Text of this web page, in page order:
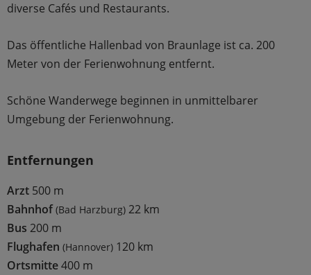
diverse Cafés und Restaurants.
Das öffentliche Hallenbad von Braunlage ist ca. 200
Meter von der Ferienwohnung entfernt.
Schöne Wanderwege beginnen in unmittelbarer
Umgebung der Ferienwohnung.
Entfernungen
Arzt 500 m
Bahnhof (Bad Harzburg) 22 km
Bus 200 m
Flughafen (Hannover) 120 km
Ortsmitte400 m